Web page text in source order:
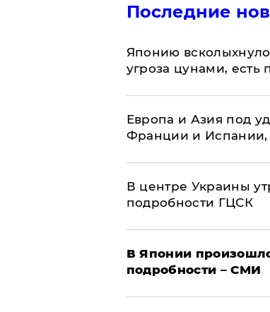
Последние
Японию
угроза цунами, есть
Европа и Азия под
Франции и
В центре Украины
подробности ГЦСК
В Японии
подробности – СМИ